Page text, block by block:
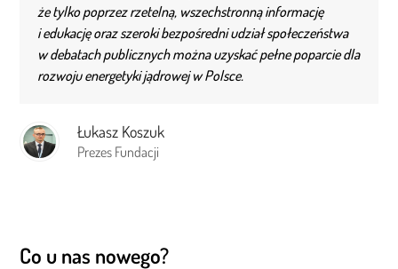
że tylko poprzez rzetelną, wszechstronną informację
i edukację oraz szeroki bezpośredni udział społeczeństwa
w debatach publicznych można uzyskać pełne poparcie dla
rozwoju energetyki jądrowej w Polsce.
Łukasz Koszuk
Prezes Fundacji
Co u nas nowego?